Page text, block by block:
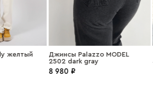
желтый
Джинсы Palazzo MODEL
2502 dark gray
8 980 ₽